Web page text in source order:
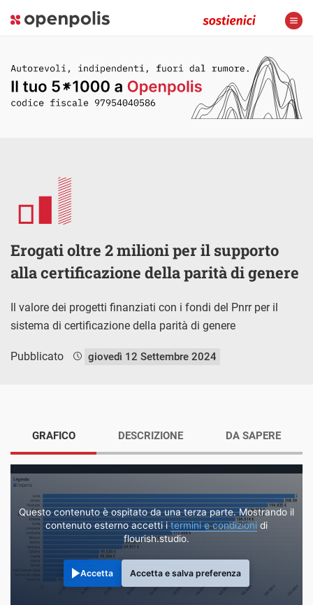
Erogati oltre 2 milioni per il supporto
alla certificazione della parità di genere
Il valore dei progetti finanziati con i fondi del Pnrr per il
sistema di certificazione della parità di genere
Pubblicato giovedì 12 Settembre 2024
GRAFICO
Questo contenuto è ospitato da una terza parte. Mostrando il
contenuto esterno accetti itermini e condizioni di
flourish.studio.
Accetta Accetta e salva preferenza
DESCRIZIONE DA SAPERE